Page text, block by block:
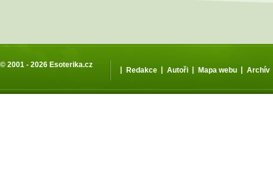
© 2001 - 2026 Esoterika.cz
| Redakce | Autoři | Mapa webu | Archív